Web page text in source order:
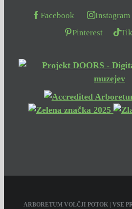
Facebook Instagram
Pinterest
ARBORETUM VOLČJI POTOK | VSE